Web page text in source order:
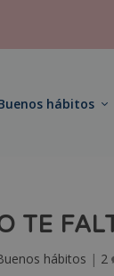
hábitos
TE
hábitos | 2